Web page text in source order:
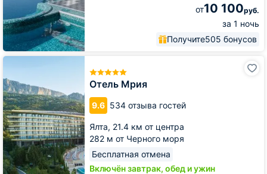
от10 100руб.
за 1 ночь
Получите505 бонусов
Отель Мрия
9.6 534 отзыва гостей
Ялта, 21.4 км от центра
282 м от Черного моря
Бесплатная отмена
Включён завтрак, обед и ужин
Отель